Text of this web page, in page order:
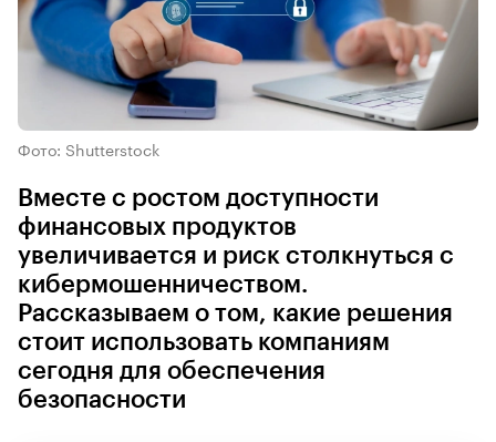
Фото: Shutterstock
Вместе с ростом доступности
финансовых продуктов
увеличивается и риск столкнуться с
кибермошенничеством.
Рассказываем о том, какие решения
стоит использовать компаниям
сегодня для обеспечения
безопасности